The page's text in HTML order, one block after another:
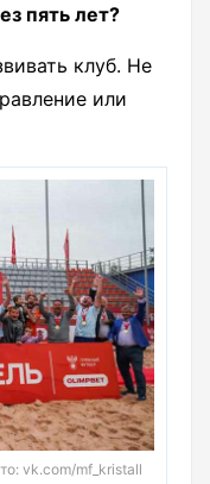
пять лет?
клуб. Не
или
vk.com/mf_kristall